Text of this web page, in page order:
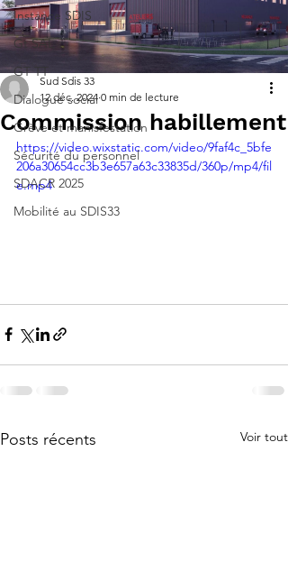
Instance SDIS
Gt SAL
GT TT
Dialogue social
Grève et manisfestation
Sécurité du personnel
SDACR 2025
Mobilité au SDIS33
Commission habillement
Sud Sdis 33
12 déc. 2024 0 min de lecture
https://video.wixstatic.com/video/9faf4c_5bfe
206a30654cc3b3e657a63c33835d/360p/mp4/fil
e.mp4
Posts récents Voir tout